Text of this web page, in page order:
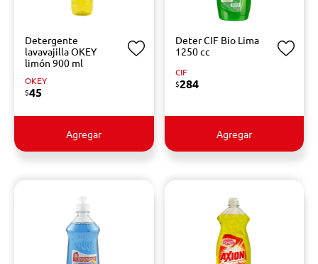
Detergente
lavavajilla OKEY
limón 900 ml
OKEY
$45
Agregar
Deter CIF Bio Lima
1250 cc
CIF
$284
Agregar